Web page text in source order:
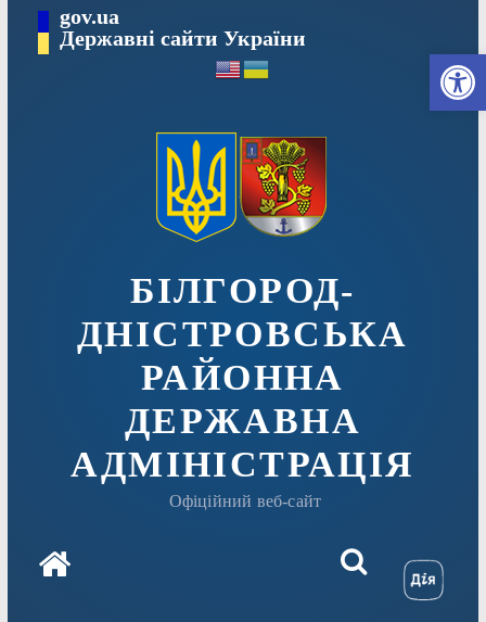
вмісту
gov.ua
Державні сайти України
БІЛГОРОД-
ДНІСТРОВСЬКА
РАЙОННА
ДЕРЖАВНА
АДМІНІСТРАЦІЯ
Офіційний веб-сайт